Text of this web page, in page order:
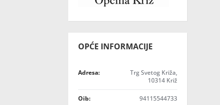
OPĆE INFORMACIJE
Adresa:
Trg Svetog Križa,
10314 Križ
Oib: 94115544733